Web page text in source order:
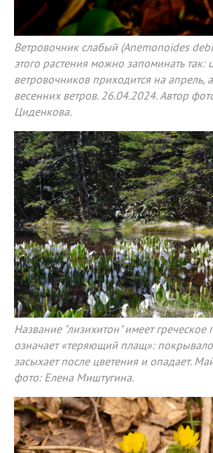
Ветровочник слабый (Anemonoides
этого растения можно запоминать так:
ветровочников приходится на апрель,
весенних ветров. 26.04.2024. Автор
Циденкова.
Название "лизихитон" имеет
означает «теряющий плащ»:
засыхает после цветения и опадает.
фото: Елена Миштугина.